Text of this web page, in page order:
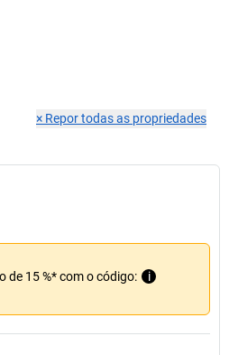
× Repor todas as propriedades
de 15 %* com o código:
i